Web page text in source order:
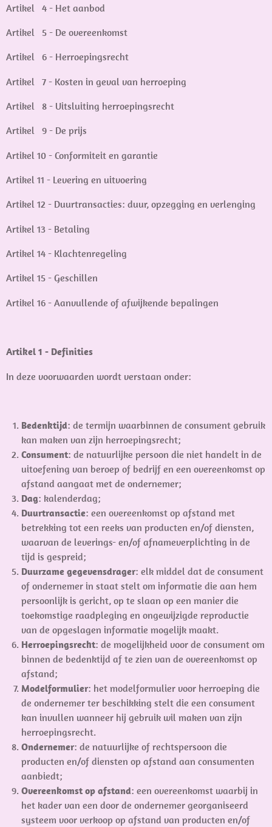
Artikel 4 - Het aanbod
Artikel 5 - De overeenkomst
Artikel 6 - Herroepingsrecht
Artikel 7 - Kosten in geval van herroeping
Artikel 8 - Uitsluiting herroepingsrecht
Artikel 9 - De prijs
Artikel 10 - Conformiteit en garantie
Artikel 11 - Levering en uitvoering
Artikel 12 - Duurtransacties: duur, opzegging en verlenging
Artikel 13 - Betaling
Artikel 14 - Klachtenregeling
Artikel 15 - Geschillen
Artikel 16 - Aanvullende of afwijkende bepalingen
Artikel 1 - Definities
In deze voorwaarden wordt verstaan onder:
Bedenktijd: de termijn waarbinnen de consument gebruik
kan maken van zijn herroepingsrecht;
Consument: de natuurlijke persoon die niet handelt in de
uitoefening van beroep of bedrijf en een overeenkomst op
afstand aangaat met de ondernemer;
Dag: kalenderdag;
Duurtransactie: een overeenkomst op afstand met
betrekking tot een reeks van producten en/of diensten,
waarvan de leverings- en/of afnameverplichting in de
tijd is gespreid;
Duurzame gegevensdrager: elk middel dat de consument
of ondernemer in staat stelt om informatie die aan hem
persoonlijk is gericht, op te slaan op een manier die
toekomstige raadpleging en ongewijzigde reproductie
van de opgeslagen informatie mogelijk maakt.
Herroepingsrecht: de mogelijkheid voor de consument om
binnen de bedenktijd af te zien van de overeenkomst op
afstand;
Modelformulier: het modelformulier voor herroeping die
de ondernemer ter beschikking stelt die een consument
kan invullen wanneer hij gebruik wil maken van zijn
herroepingsrecht.
Ondernemer: de natuurlijke of rechtspersoon die
producten en/of diensten op afstand aan consumenten
aanbiedt;
Overeenkomst op afstand: een overeenkomst waarbij in
het kader van een door de ondernemer georganiseerd
systeem voor verkoop op afstand van producten en/of